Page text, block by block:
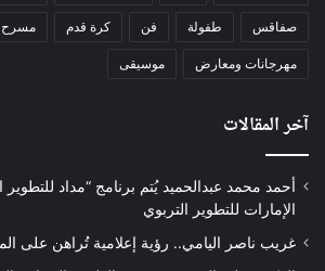
صفاقس طفولة فن كرة قدم مسرح
مهرجانات ومعارض موسيقى
آخر المقالات
أحمد محمد عبدالحميد يُتم برنامج “مداد للتطوير
الإمارات للتطوير التربوي
غريب ناصر اليامي.. رؤية إعلامية تُراهن على